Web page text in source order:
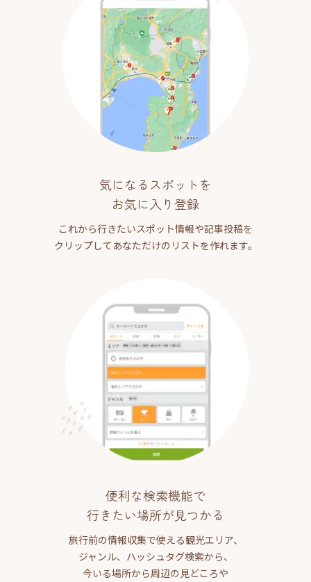
気になるスポットを
お気に入り登録
これから行きたいスポット情報や記事投稿を
クリップしてあなただけのリストを作れます。
便利な検索機能で
行きたい場所が見つかる
旅行前の情報収集で使える観光エリア、
ジャンル、ハッシュタグ検索から、
今いる場所から周辺の見どころや